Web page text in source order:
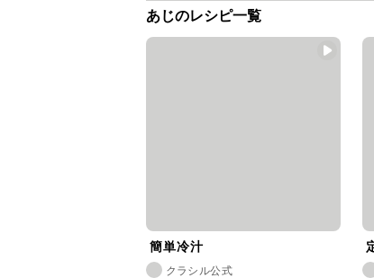
あじのレシピ一覧
簡単冷汁
クラシル公式